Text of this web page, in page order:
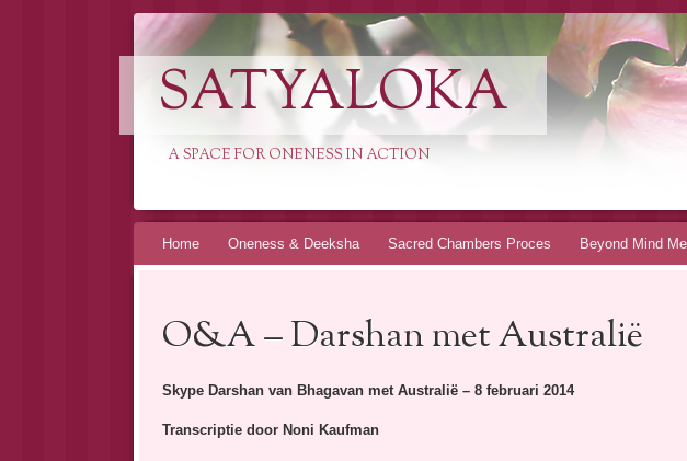
SATYALOKA
A SPACE FOR ONENESS IN ACTION
Spring
Home Oneness & Deeksha Sacred Chambers Proces Beyond Mind
O&A – Darshan met Australië
Skype Darshan van Bhagavan met Australië – 8 februari 2014
Transcriptie door Noni Kaufman